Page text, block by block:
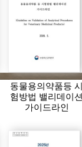
동물용의약품등 시
험방법 밸리데이션
가이드라인